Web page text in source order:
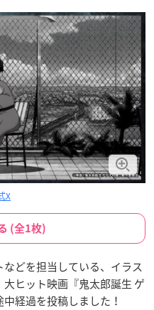
X
(全1枚)
どを担当している、イラス
ヒット映画『鬼太郎誕生 ゲ
経過を投稿しました！